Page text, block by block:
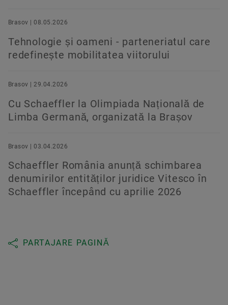
Brasov | 08.05.2026
Tehnologie și oameni - parteneriatul care
redefinește mobilitatea viitorului
Brasov | 29.04.2026
Cu Schaeffler la Olimpiada Națională de
Limba Germană, organizată la Brașov
Brasov | 03.04.2026
Schaeffler România anunță schimbarea
denumirilor entităților juridice Vitesco în
Schaeffler începând cu aprilie 2026
PARTAJARE PAGINĂ